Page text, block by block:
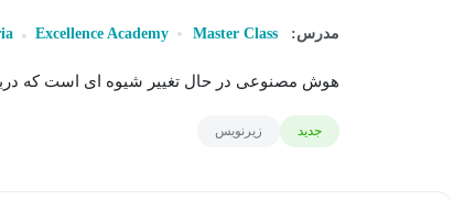
مدرس: Master Class
Excellence Academy
هوش مصنوعی در حال تغییر شیوه ای است که
جدید زیرنویس